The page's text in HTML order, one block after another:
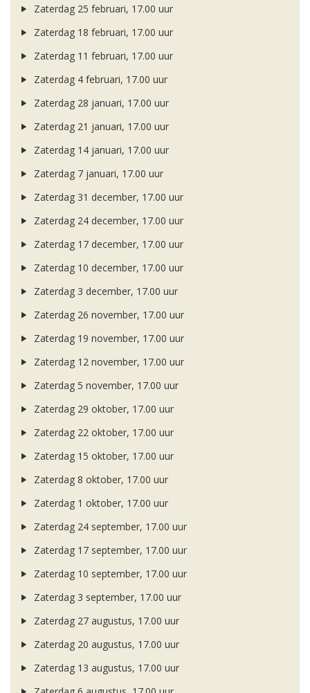
Zaterdag 25 februari, 17.00 uur
Zaterdag 18 februari, 17.00 uur
Zaterdag 11 februari, 17.00 uur
Zaterdag 4 februari, 17.00 uur
Zaterdag 28 januari, 17.00 uur
Zaterdag 21 januari, 17.00 uur
Zaterdag 14 januari, 17.00 uur
Zaterdag 7 januari, 17.00 uur
Zaterdag 31 december, 17.00 uur
Zaterdag 24 december, 17.00 uur
Zaterdag 17 december, 17.00 uur
Zaterdag 10 december, 17.00 uur
Zaterdag 3 december, 17.00 uur
Zaterdag 26 november, 17.00 uur
Zaterdag 19 november, 17.00 uur
Zaterdag 12 november, 17.00 uur
Zaterdag 5 november, 17.00 uur
Zaterdag 29 oktober, 17.00 uur
Zaterdag 22 oktober, 17.00 uur
Zaterdag 15 oktober, 17.00 uur
Zaterdag 8 oktober, 17.00 uur
Zaterdag 1 oktober, 17.00 uur
Zaterdag 24 september, 17.00 uur
Zaterdag 17 september, 17.00 uur
Zaterdag 10 september, 17.00 uur
Zaterdag 3 september, 17.00 uur
Zaterdag 27 augustus, 17.00 uur
Zaterdag 20 augustus, 17.00 uur
Zaterdag 13 augustus, 17.00 uur